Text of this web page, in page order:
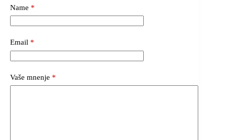
Name *
Email *
Vaše mnenje *